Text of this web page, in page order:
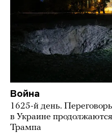
Война
1625-й день.
в Украине
Трампа